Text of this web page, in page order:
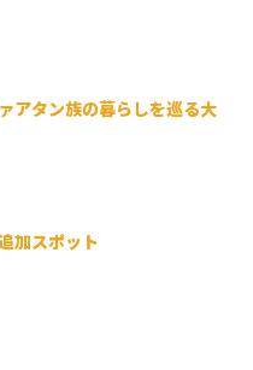
アタン族の暮らしを巡る大
加スポット